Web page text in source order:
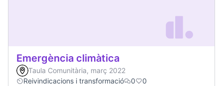
Emergència climàtica
Taula Comunitària, març 2022
Reivindicacions i transformació
0 0